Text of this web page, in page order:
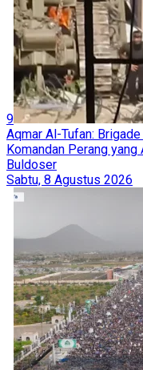
9
Aqmar Al-Tufan:
Komandan Perang
Buldoser
Sabtu, 8 Agustus 2026